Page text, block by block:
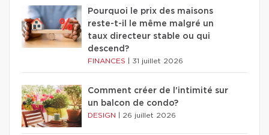
Pourquoi le prix des maisons
reste-t-il le même malgré un
taux directeur stable ou qui
descend?
FINANCES 31 juillet 2026
Comment créer de l'intimité sur
un balcon de condo?
DESIGN 26 juillet 2026